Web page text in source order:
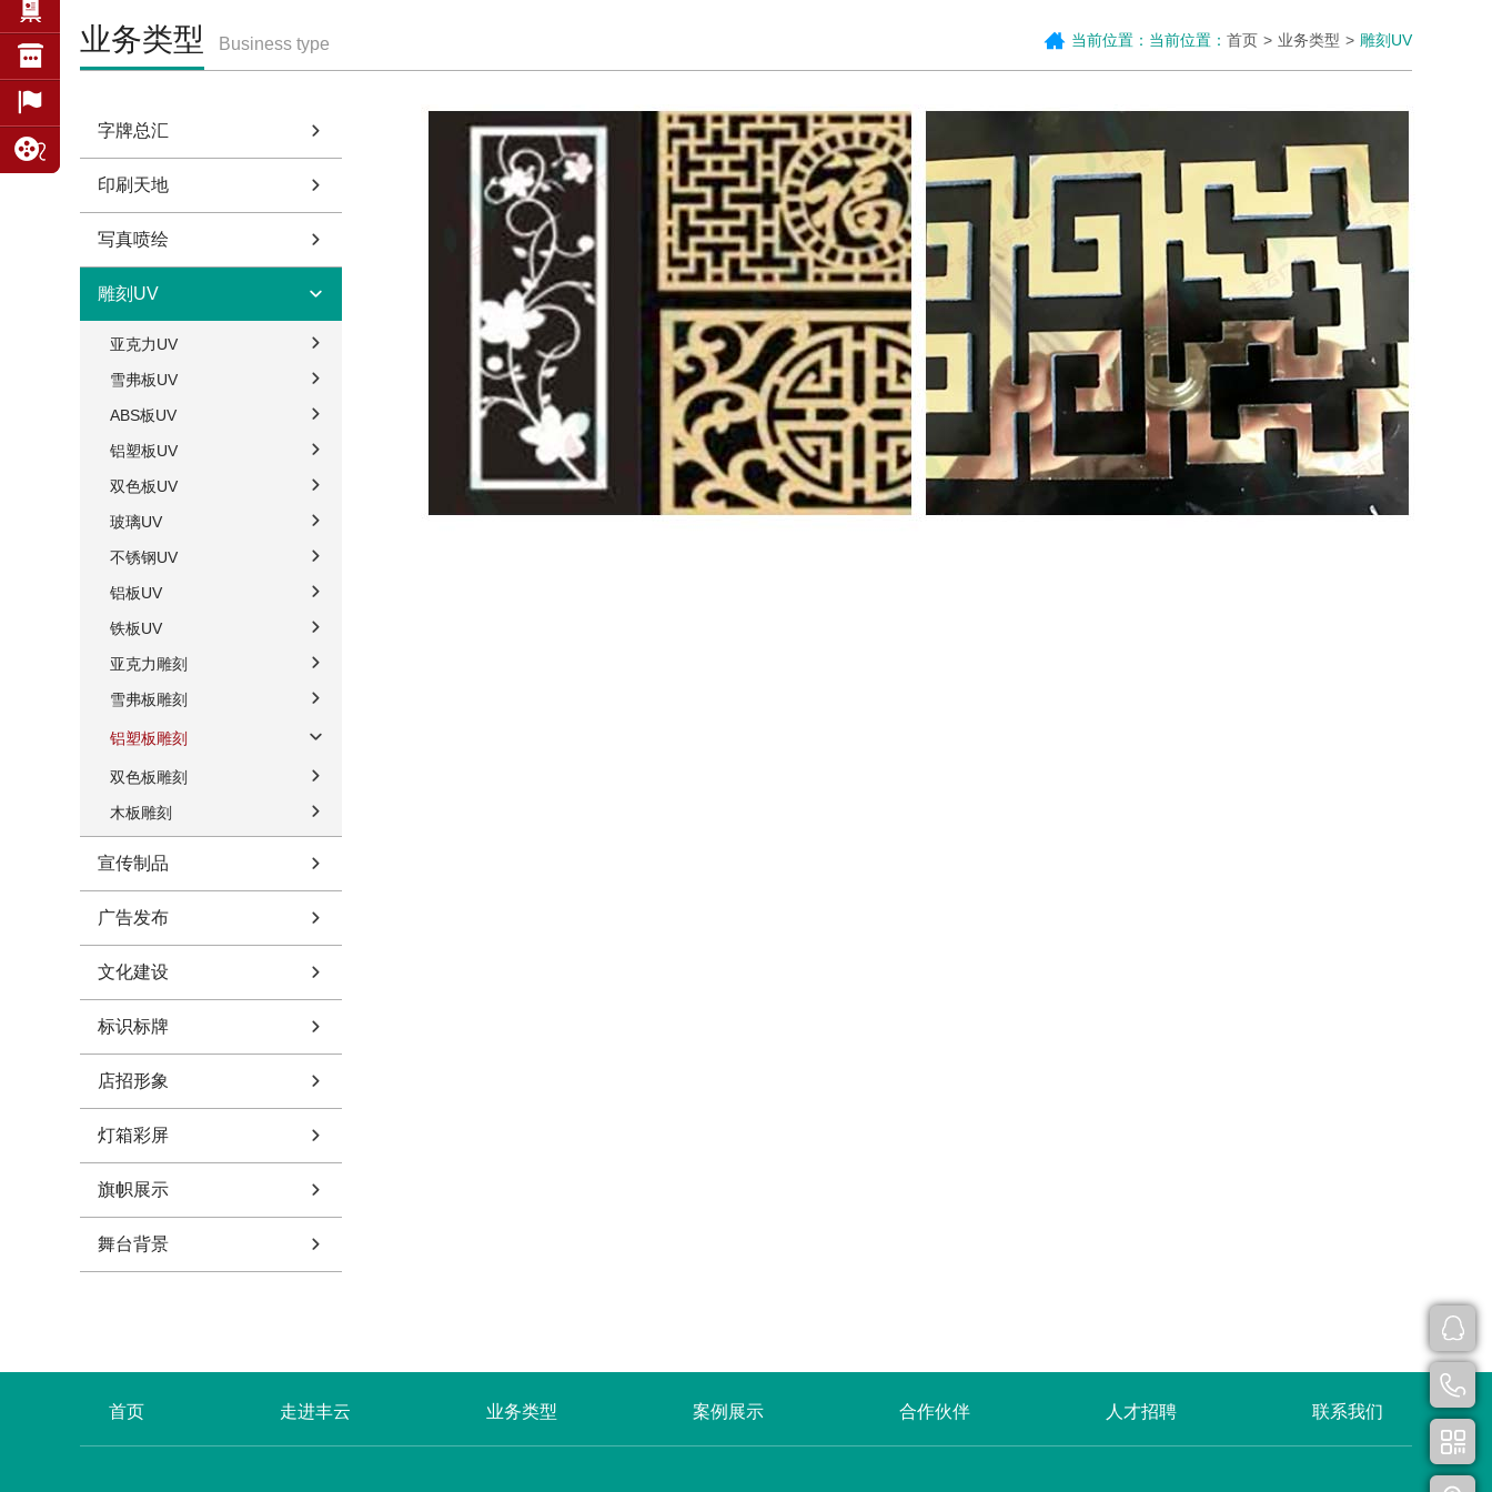
业务类型 Business type 当前位置：当前位置： 首页 业务类型 雕刻UV
字牌总汇
印刷天地
写真喷绘
雕刻UV
亚克力UV
雪弗板UV
ABS板UV
铝塑板UV
双色板UV
玻璃UV
不锈钢UV
铝板UV
铁板UV
亚克力雕刻
雪弗板雕刻
铝塑板雕刻
双色板雕刻
木板雕刻
宣传制品
广告发布
文化建设
标识标牌
店招形象
灯箱彩屏
旗帜展示
舞台背景
首页 走进丰云 业务类型 案例展示 合作伙伴 人才招聘 联系我们